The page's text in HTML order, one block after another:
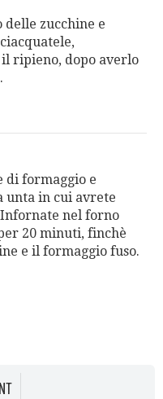
zucchine e
ripieno, dopo averlo
di formaggio e
unta in cui avrete
nel forno
20 minuti, finchè
e il formaggio fuso.